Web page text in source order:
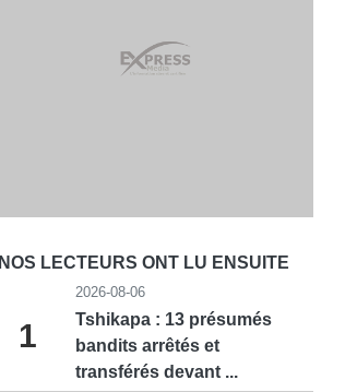
NOS LECTEURS ONT LU ENSUITE
1
2026-08-06
Tshikapa : 13 présumés
bandits arrêtés et
transférés devant ...